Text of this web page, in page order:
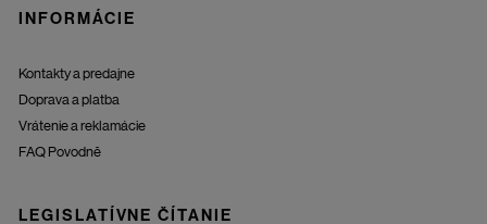
INFORMÁCIE
Kontakty a predajne
Doprava a platba
Vrátenie a reklamácie
FAQ Povodně
LEGISLATÍVNE ČÍTANIE